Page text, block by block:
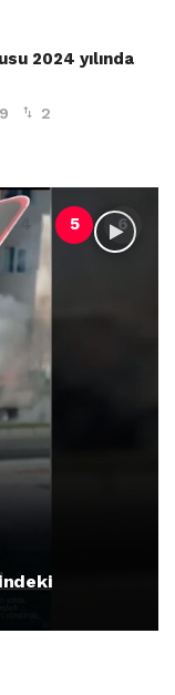
2024 yılında
2